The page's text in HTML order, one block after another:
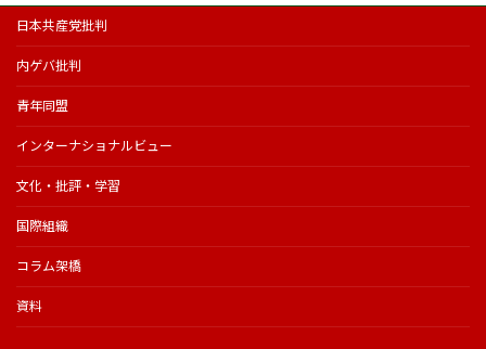
日本共産党批判
内ゲバ批判
青年同盟
インターナショナルビュー
文化・批評・学習
国際組織
コラム架橋
資料